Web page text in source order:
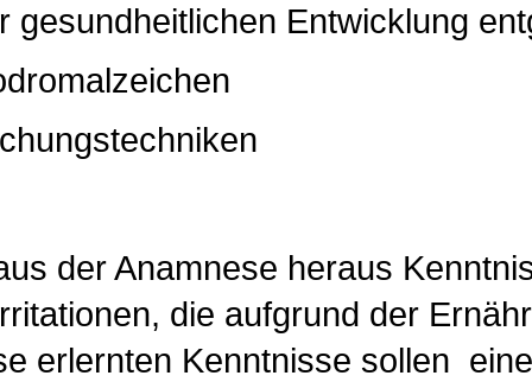
Entwicklung
der Anamnese heraus
die aufgrund der
erlernten Kenntnisse sollen